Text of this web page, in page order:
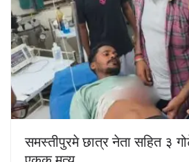
समस्तीपुरमे छात्र नेता सहित ३